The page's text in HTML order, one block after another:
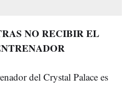
NO RECIBIR EL
del Crystal Palace es